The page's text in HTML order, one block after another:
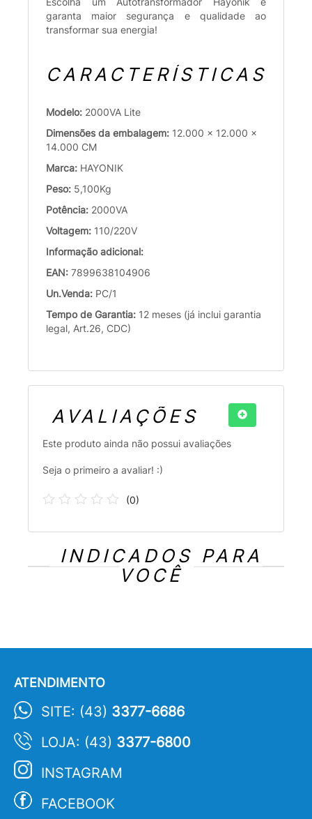
garanta maior segurança e qualidade ao
transformar sua energia!
CARACTERÍSTICAS
Modelo: 2000VA Lite
Dimensões da embalagem: 12.000 x 12.000 x
14.000 CM
Marca: HAYONIK
Peso: 5,100Kg
Potência: 2000VA
Voltagem: 110/220V
Informação adicional:
EAN: 7899638104906
Un.Venda: PC/1
Tempo de Garantia: 12 meses (já inclui garantia
legal, Art.26, CDC)
AVALIAÇÕES
Este produto ainda não possui avaliações
Seja o primeiro a avaliar! :)
(0)
INDICADOS PARA
VOCÊ
ATENDIMENTO
SITE: (43) 3377-6686
LOJA: (43) 3377-6800
INSTAGRAM
FACEBOOK